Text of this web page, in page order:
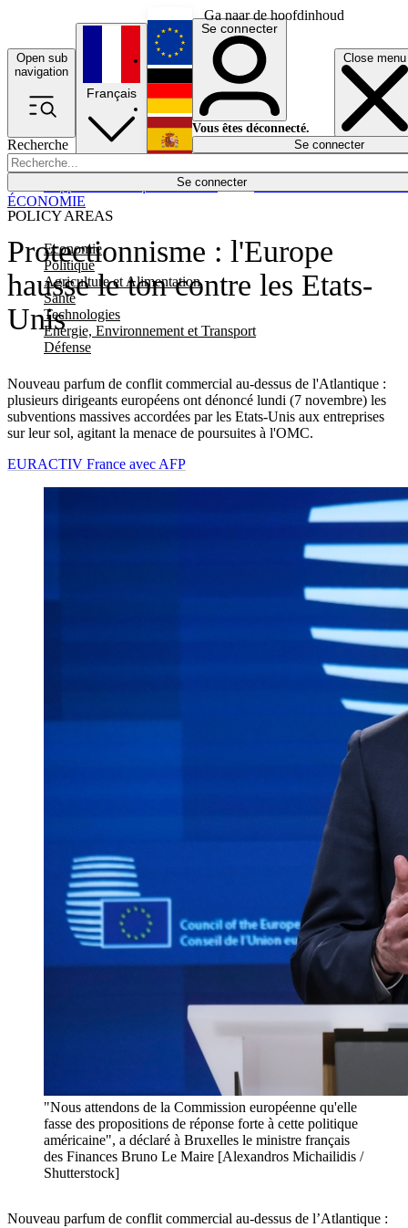
Ga naar de hoofdinhoud
Open sub
navigation
Close menu
Recherche
Se connecter
POLICY AREAS
Economie
Politique
Agriculture et Alimentation
Santé
Technologies
Energie, Environnement et Transport
Défense
Économie
Français
English
Deutsch
Español
Se connecter
Vous êtes déconnecté.
Se connecter
Protectionnisme : l'Europe
hausse le ton contre les Etats-
Unis
Nouveau parfum de conflit commercial au-dessus de l'Atlantique :
plusieurs dirigeants européens ont dénoncé lundi (7 novembre) les
subventions massives accordées par les Etats-Unis aux entreprises
sur leur sol, agitant la menace de poursuites à l'OMC.
ÉCONOMIE
EURACTIV France avec AFP
"Nous attendons de la Commission européenne qu'elle
fasse des propositions de réponse forte à cette politique
américaine", a déclaré à Bruxelles le ministre français
des Finances Bruno Le Maire [Alexandros Michailidis /
Shutterstock]
Nouveau parfum de conflit commercial au-dessus de l’Atlantique :